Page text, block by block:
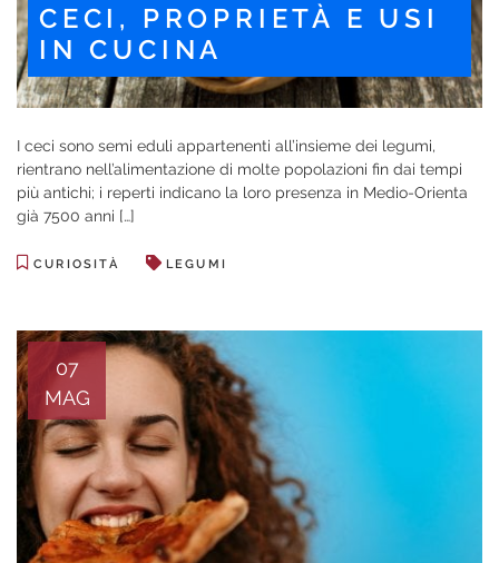
CECI, PROPRIETÀ E USI
IN CUCINA
I ceci sono semi eduli appartenenti all’insieme dei legumi,
rientrano nell’alimentazione di molte popolazioni fin dai tempi
più antichi; i reperti indicano la loro presenza in Medio-Orienta
già 7500 anni […]
CURIOSITÀ LEGUMI
07
MAG